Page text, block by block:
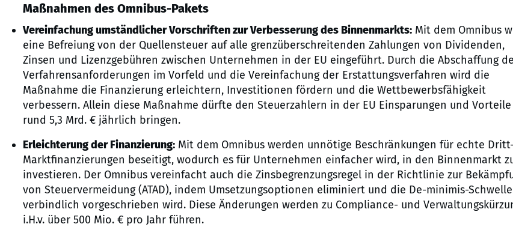
Maßnahmen des Omnibus-Pakets
Vereinfachung umständlicher Vorschriften zur Verbesserung des Binnenmarkts: Mit dem Omnibus
eine Befreiung von der Quellensteuer auf alle grenzüberschreitenden Zahlungen von Dividenden,
Zinsen und Lizenzgebühren zwischen Unternehmen in der EU eingeführt. Durch die Abschaffung
Verfahrensanforderungen im Vorfeld und die Vereinfachung der Erstattungsverfahren wird die
Maßnahme die Finanzierung erleichtern, Investitionen fördern und die Wettbewerbsfähigkeit
verbessern. Allein diese Maßnahme dürfte den Steuerzahlern in der EU Einsparungen und Vorteile
rund 5,3 Mrd. € jährlich bringen.
Erleichterung der Finanzierung: Mit dem Omnibus werden unnötige Beschränkungen für echte
Marktfinanzierungen beseitigt, wodurch es für Unternehmen einfacher wird, in den Binnenmarkt
investieren. Der Omnibus vereinfacht auch die Zinsbegrenzungsregel in der Richtlinie zur
von Steuervermeidung (ATAD), indem Umsetzungsoptionen eliminiert und die De-minimis-Schwelle
verbindlich vorgeschrieben wird. Diese Änderungen werden zu Compliance- und
i.H.v. über 500 Mio. € pro Jahr führen.